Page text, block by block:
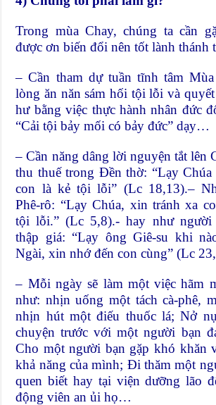
Trong mùa Chay, chúng ta cần
được ơn biến đổi nên tốt lành thánh
– Cần tham dự tuần tĩnh tâm
lòng ăn năn sám hối tội lỗi và
hư bằng việc thực hành nhân đức
“Cải tội bảy mối có bảy đức” dạy…
– Cần năng dâng lời nguyện tắt lên
thu thuế trong Đền thờ: “Lạy
con là kẻ tội lỗi” (Lc 18,13).–
Phê-rô: “Lạy Chúa, xin tránh xa
tội lỗi.” (Lc 5,8).- hay như người
thập giá: “Lạy ông Giê-su khi
Ngài, xin nhớ đến con cùng” (Lc
– Mỗi ngày sẽ làm một việc hãm
như: nhịn uống một tách cà-phê,
nhịn hút một điếu thuốc lá; Nở
chuyện trước với một người bạn
Cho một người bạn gặp khó khăn
khả năng của mình; Đi thăm một
quen biết hay tại viện dưỡng lão
động viên an ủi họ…